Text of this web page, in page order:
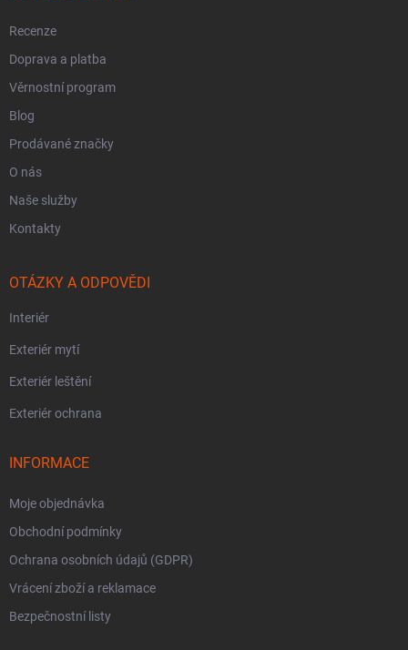
Recenze
Doprava a platba
Věrnostní program
Blog
Prodávané značky
O nás
Naše služby
Kontakty
OTÁZKY A ODPOVĚDI
Interiér
Exteriér mytí
Exteriér leštění
Exteriér ochrana
INFORMACE
Moje objednávka
Obchodní podmínky
Ochrana osobních údajů (GDPR)
Vrácení zboží a reklamace
Bezpečnostní listy